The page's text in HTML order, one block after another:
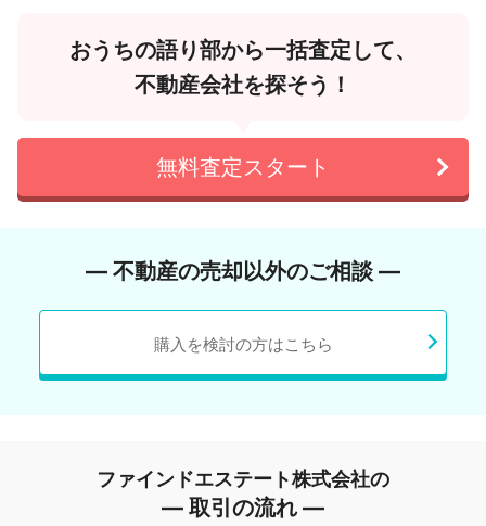
おうちの語り部から一括査定して、
不動産会社を探そう！
無料査定スタート
― 不動産の売却以外のご相談 ―
購入を検討の方はこちら
ファインドエステート株式会社の
― 取引の流れ ―